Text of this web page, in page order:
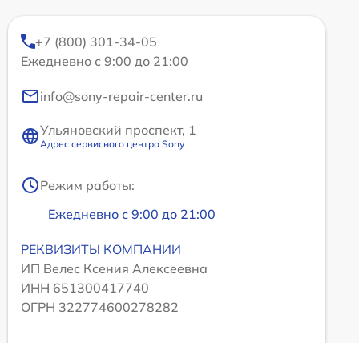
+7 (800) 301-34-05
Ежедневно с 9:00 до 21:00
info@sony-repair-center.ru
Ульяновский проспект, 1
Адрес сервисного центра Sony
Режим работы:
Ежедневно с 9:00 до 21:00
РЕКВИЗИТЫ КОМПАНИИ
ИП Велес Ксения Алексеевна
ИНН 651300417740
ОГРН 322774600278282